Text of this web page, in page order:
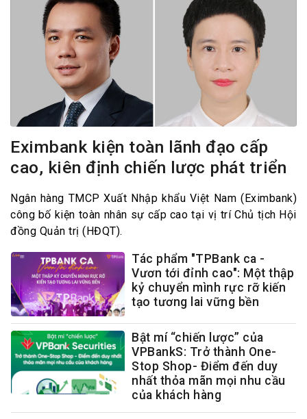
Eximbank kiện toàn lãnh đạo cấp
cao, kiên định chiến lược phát triển
Ngân hàng TMCP Xuất Nhập khẩu Việt Nam (Eximbank)
công bố kiện toàn nhân sự cấp cao tại vị trí Chủ tịch Hội
đồng Quản trị (HĐQT).
Tác phẩm "TPBank ca -
Vươn tới đỉnh cao": Một thập
kỷ chuyển mình rực rỡ kiến
tạo tương lai vững bền
Bật mí “chiến lược” của
VPBankS: Trở thành One-
Stop Shop- Điểm đến duy
nhất thỏa mãn mọi nhu cầu
của khách hàng